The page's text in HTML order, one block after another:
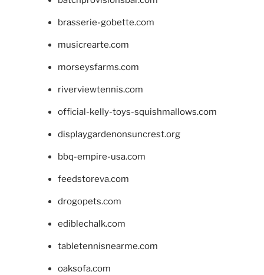
brasserie-gobette.com
musicrearte.com
morseysfarms.com
riverviewtennis.com
official-kelly-toys-squishmallows.com
displaygardenonsuncrest.org
bbq-empire-usa.com
feedstoreva.com
drogopets.com
ediblechalk.com
tabletennisnearme.com
oaksofa.com